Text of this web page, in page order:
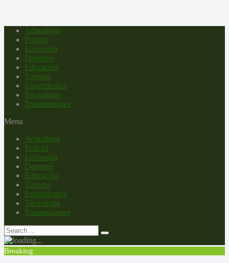
Actualidad
Policial
Economía
Deportes
Educación
Turismo
Espectáculos
Tecnología
Transmisiones
Menu
Actualidad
Policial
Economía
Deportes
Educación
Turismo
Espectáculos
Tecnología
Transmisiones
Breaking